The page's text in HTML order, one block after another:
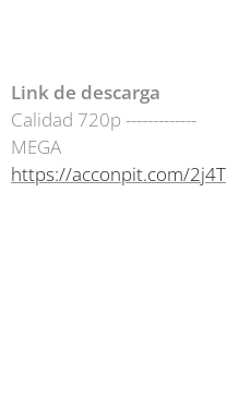
Link de descarga
Calidad 720p -------------
MEGA
https://acconpit.com/2j4T